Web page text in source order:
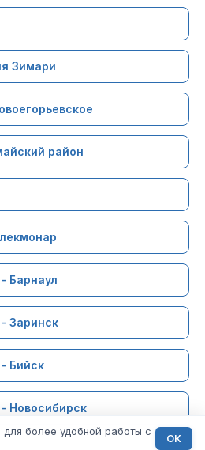
Зимари
район
Барнаул
Заринск
Бийск
Новосибирск
более удобной работы с
ОК